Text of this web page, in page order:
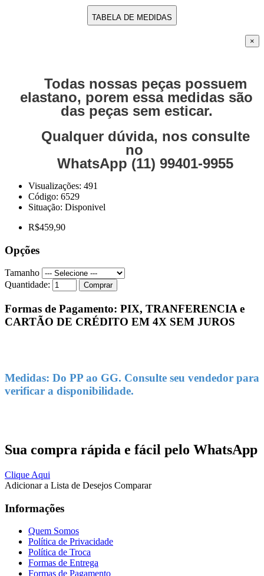
TABELA DE MEDIDAS
×
Todas nossas peças possuem
elastano, porem essa medidas são
das peças sem esticar.
Qualquer dúvida, nos consulte
no
WhatsApp (11) 99401-9955
Visualizações: 491
Código: 6529
Situação: Disponivel
R$459,90
Opções
Tamanho
Quantidade:
Comprar
Formas de Pagamento: PIX, TRANFERENCIA e
CARTÃO DE CRÉDITO EM 4X SEM JUROS
Medidas: Do PP ao GG. Consulte seu vendedor para
verificar a disponibilidade.
Sua compra rápida e fácil pelo WhatsApp
Clique Aqui
Adicionar a Lista de Desejos Comparar
Informações
Quem Somos
Política de Privacidade
Política de Troca
Formas de Entrega
Formas de Pagamento